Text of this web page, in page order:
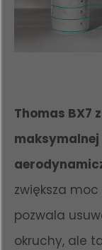
Thomas BX7
zwiększa
pozwala
okruchy, ale